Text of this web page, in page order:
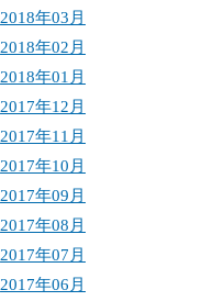
2018年03月
2018年02月
2018年01月
2017年12月
2017年11月
2017年10月
2017年09月
2017年08月
2017年07月
2017年06月